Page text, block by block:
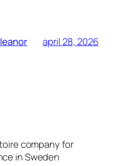
april 28, 2026
company for
in Sweden